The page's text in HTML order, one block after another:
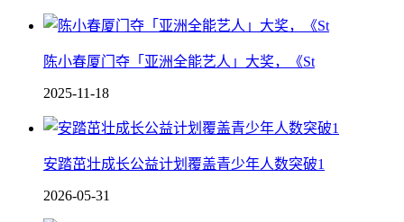
陈小春厦门夺「亚洲全能艺人」大奖，《St
2025-11-18
安踏茁壮成长公益计划覆盖青少年人数突破1
2026-05-31